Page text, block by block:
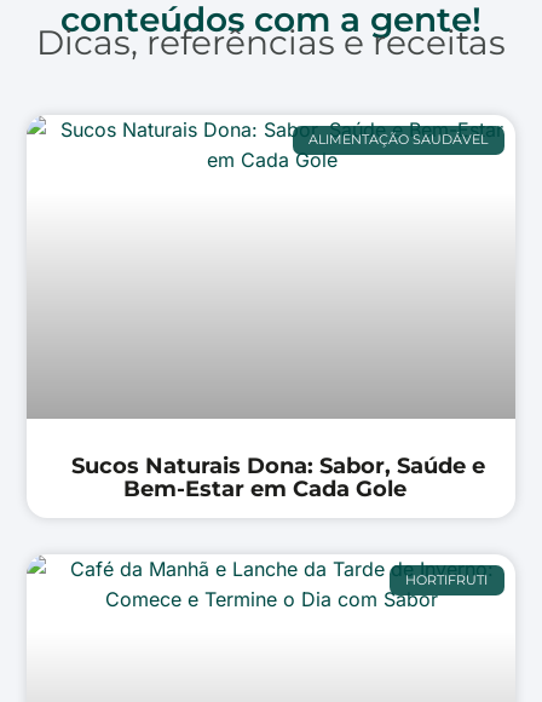
conteúdos com a gente!
Dicas, referências e receitas
ALIMENTAÇÃO SAUDÁVEL
Sucos Naturais Dona: Sabor, Saúde e
Bem-Estar em Cada Gole
HORTIFRUTI